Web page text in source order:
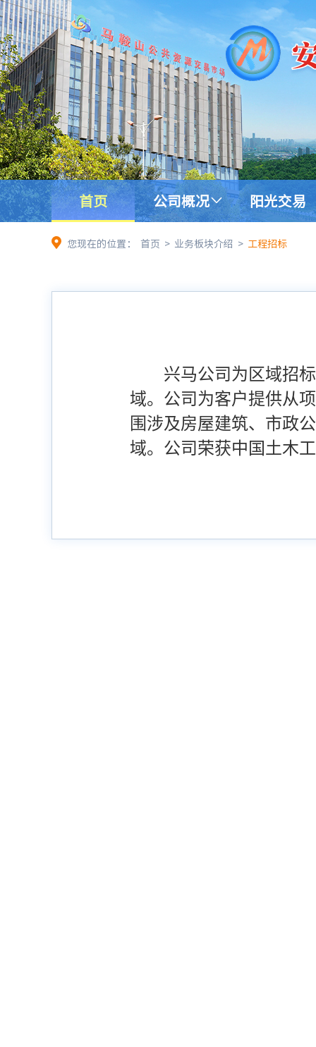
首页 公司概况 阳光交易
您现在的位置： 首页 > 业务板块介绍 > 工程招标
兴马公司为区域招
域。公司为客户提供从
围涉及房屋建筑、市政
域。 公司荣获中国土木